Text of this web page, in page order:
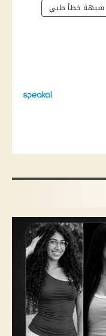
شبهة خطأ طبي